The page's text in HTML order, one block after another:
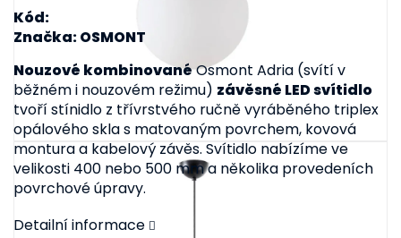
Kód:
Značka: OSMONT
Nouzové kombinovanéOsmont Adria (svítí v
běžném i nouzovém režimu) závěsné LED svítidlo
tvoří stínidlo z třívrstvého ručně vyráběného triplex
opálového skla s matovaným povrchem, kovová
montura a kabelový závěs. Svítidlo nabízíme ve
velikosti 400 nebo 500 mm a několika provedeních
povrchové úpravy.
Detailní informace